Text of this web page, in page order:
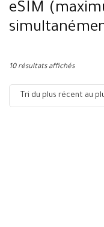
eSIM
10 résultats affichés
Tri du plus récent au